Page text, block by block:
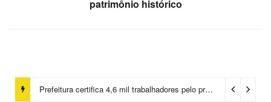
patrimônio histórico
Prefeitura certifica 4,6 mil trabalhadores pelo programa Treinar para Empregar e realiza Feirão de Empregabilidade